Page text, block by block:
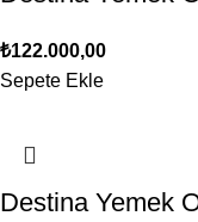
₺122.000,00
Sepete Ekle
Destina Yemek